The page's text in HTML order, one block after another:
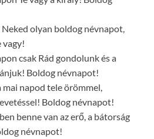
olyan boldog névnapot,
vagy!
csak Rád gondolunk és a
Boldog névnapot!
mai napod tele örömmel,
Boldog névnapot!
benne van az erő, a bátorság
névnapot!